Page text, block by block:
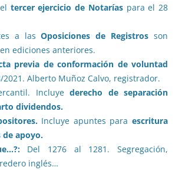
tercer ejercicio de Notarías para el 28
a lasOposiciones de Registrosson
ediciones anteriores.
previa de conformación de voluntad
2021. Alberto Muñoz Calvo, registrador.
Incluyederecho de separación
dividendos.
Incluye apuntes paraescritura
de apoyo.
Del 1276 al 1281. Segregación,
inglés…